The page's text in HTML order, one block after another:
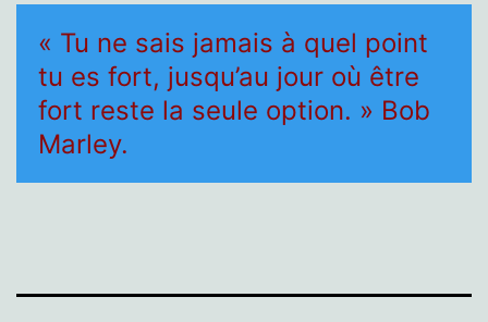
« Tu ne sais jamais à quel point
tu es fort, jusqu’au jour où être
fort reste la seule option. » Bob
Marley.